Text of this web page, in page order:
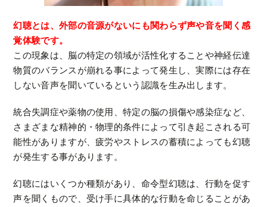
幻聴とは、外部の音源がないにも関わらず声や音を聞く感
覚体験です。
この現象は、脳の特定の領域が活性化することや神経伝達
物質のバランスが崩れる事によって発生し、実際には存在
しない音声を聞いているという認識を生み出します。
統合失調症や薬物の使用、特定の脳の損傷や感染症など、
さまざまな精神的・物理的条件によって引き起こされる可
能性がありますが、疲労やストレスの蓄積によっても幻聴
が発生する事があります。
幻聴にはいくつか種類があり、命令型幻聴は、行動を促す
声を聞くもので、受け手に具体的な行動を命じることがあ